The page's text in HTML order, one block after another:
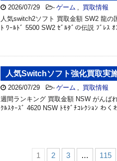
2026/07/29 - ゲーム , 買取情報
人気switch2ソフト 買取金額 SW2 龍の
ﾄ ﾜｰﾙﾄﾞ 5500 SW2 ｾﾞﾙﾀﾞの伝説 ﾌﾞﾚｽ
人気Switchソフト強化買取実
2026/07/29 - ゲーム , 買取情報
週間ランキング 買取金額 NSW がんば
ｸﾙｽﾀｰｽﾞ 4620 NSW ﾄﾓﾀﾞﾁｺﾚｸｼｮﾝ わ
1 2 3 … 115